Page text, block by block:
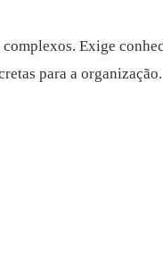
Exige
para a organização.